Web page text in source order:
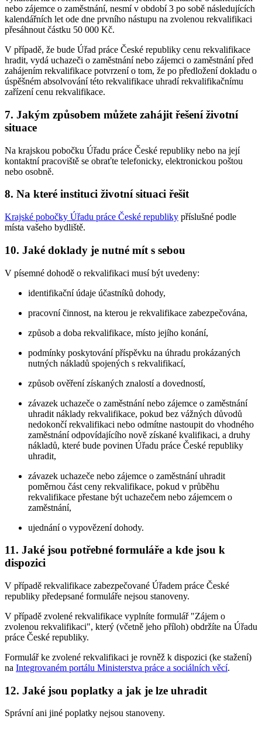
nebo zájemce o zaměstnání, nesmí v období 3 po sobě následujících
kalendářních let ode dne prvního nástupu na zvolenou rekvalifikaci
přesáhnout částku 50 000 Kč.
V případě, že bude Úřad práce České republiky cenu rekvalifikace
hradit, vydá uchazeči o zaměstnání nebo zájemci o zaměstnání před
zahájením rekvalifikace potvrzení o tom, že po předložení dokladu o
úspěšném absolvování této rekvalifikace uhradí rekvalifikačnímu
zařízení cenu rekvalifikace.
7. Jakým způsobem můžete zahájit řešení životní
situace
Na krajskou pobočku Úřadu práce České republiky nebo na její
kontaktní pracoviště se obraťte telefonicky, elektronickou poštou
nebo osobně.
8. Na které instituci životní situaci řešit
Krajské pobočky Úřadu práce České republiky příslušné podle
místa vašeho bydliště.
10. Jaké doklady je nutné mít s sebou
V písemné dohodě o rekvalifikaci musí být uvedeny:
identifikační údaje účastníků dohody,
pracovní činnost, na kterou je rekvalifikace zabezpečována,
způsob a doba rekvalifikace, místo jejího konání,
podmínky poskytování příspěvku na úhradu prokázaných
nutných nákladů spojených s rekvalifikací,
způsob ověření získaných znalostí a dovedností,
závazek uchazeče o zaměstnání nebo zájemce o zaměstnání
uhradit náklady rekvalifikace, pokud bez vážných důvodů
nedokončí rekvalifikaci nebo odmítne nastoupit do vhodného
zaměstnání odpovídajícího nově získané kvalifikaci, a druhy
nákladů, které bude povinen Úřadu práce České republiky
uhradit,
závazek uchazeče nebo zájemce o zaměstnání uhradit
poměrnou část ceny rekvalifikace, pokud v průběhu
rekvalifikace přestane být uchazečem nebo zájemcem o
zaměstnání,
ujednání o vypovězení dohody.
11. Jaké jsou potřebné formuláře a kde jsou k
dispozici
V případě rekvalifikace zabezpečované Úřadem práce České
republiky předepsané formuláře nejsou stanoveny.
V případě zvolené rekvalifikace vyplníte formulář "Zájem o
zvolenou rekvalifikaci", který (včetně jeho příloh) obdržíte na Úřadu
práce České republiky.
Formulář ke zvolené rekvalifikaci je rovněž k dispozici (ke stažení)
na Integrovaném portálu Ministerstva práce a sociálních věcí.
12. Jaké jsou poplatky a jak je lze uhradit
Správní ani jiné poplatky nejsou stanoveny.